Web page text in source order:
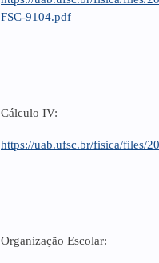
FSC-9104.pdf
Cálculo IV:
https://uab.ufsc.br/fisica/files/
Organização Escolar: